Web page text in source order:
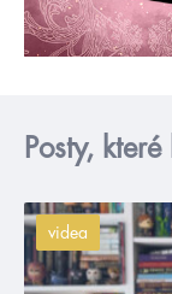
Posty,
videa